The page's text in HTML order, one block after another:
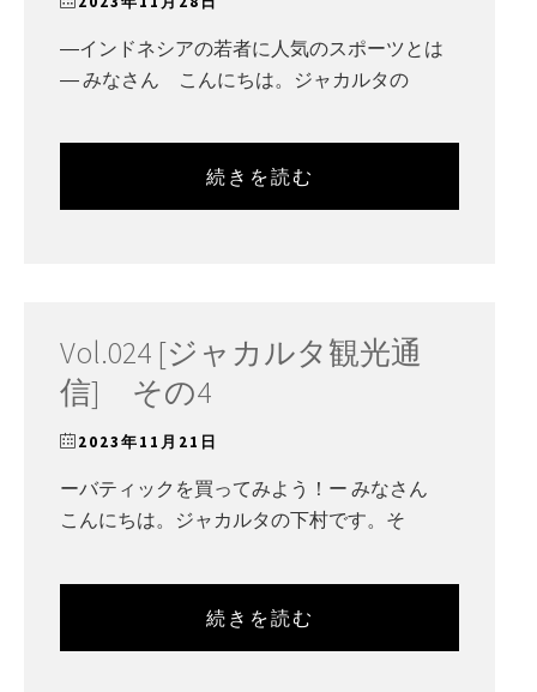
―インドネシアの若者に人気のスポーツとは
― みなさん こんにちは。ジャカルタの
続きを読む
Vol.024 [ジャカルタ観光通
信] その4
2023年11月21日
ーバティックを買ってみよう！ー みなさん
こんにちは。ジャカルタの下村です。そ
続きを読む